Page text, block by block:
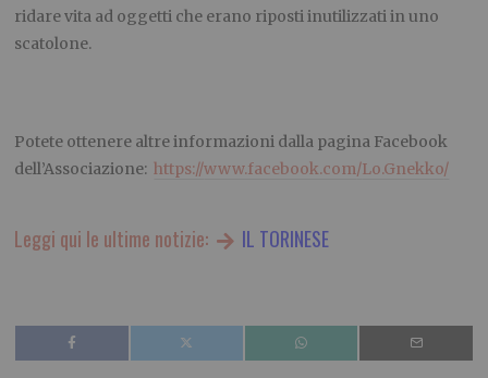
ridare vita ad oggetti che erano riposti inutilizzati in uno
scatolone.
Potete ottenere altre informazioni dalla pagina Facebook
dell’Associazione:https://www.facebook.com/Lo.Gnekko/
Leggi qui le ultime notizie: IL TORINESE